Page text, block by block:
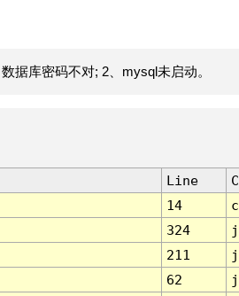
据库密码不对; 2、mysql未启动。
Line
14
324
211
62